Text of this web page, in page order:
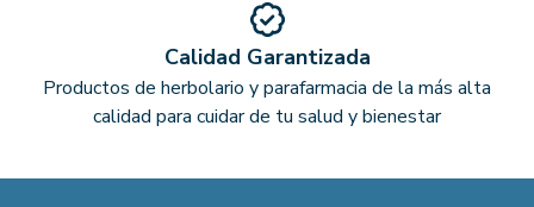
Calidad Garantizada
Productos de herbolario y parafarmacia de la más alta
calidad para cuidar de tu salud y bienestar